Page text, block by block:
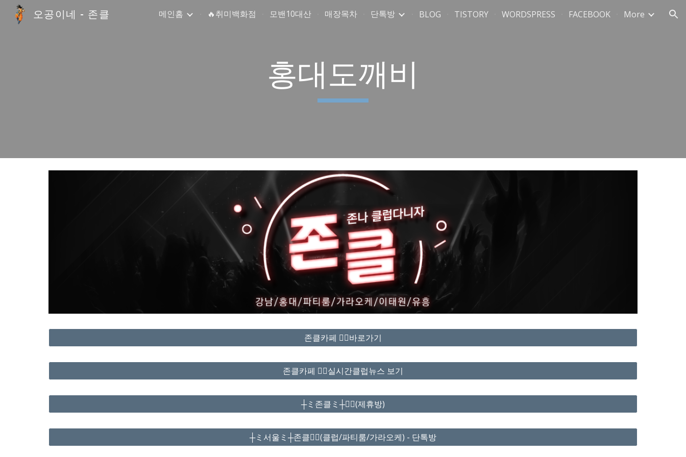
Skip to main content Skip to navigation
오공이네 - 존클 메인홈 🔥취미백화점 모밴10대산 매장목차 단톡방 BLOG TISTORY WORDSPRESS FACEBOOK More
홍대도깨비
존클카페 ❤️‍🔥바로가기
존클카페 ❤️‍🔥실시간클럽뉴스 보기
┼ミ존클ミ┼❤️‍🔥(제휴방)
┼ミ서울ミ┼존클❤️‍🔥(클럽/파티룸/가라오케) - 단톡방